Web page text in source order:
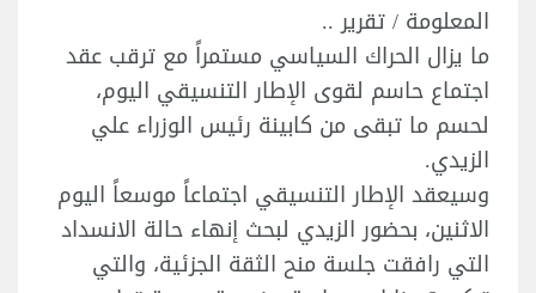
المعلومة / تقرير ..
ما يزال الحراك السياسي مستمراً مع ترقب عقد
اجتماع حاسم لقوى الإطار التنسيقي اليوم،
لحسم ما تبقى من كابينة رئيس الوزراء علي
الزيدي.
وسيعقد الإطار التنسيقي اجتماعاً موسعاً اليوم
الاثنين، بحضور الزيدي لبحث إنهاء حالة الانسداد
التي رافقت جلسة منح الثقة الجزئية، والتي